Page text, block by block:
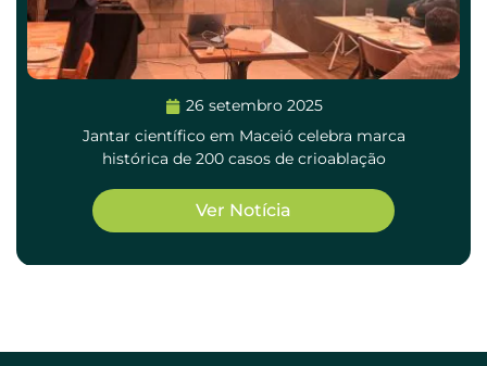
26 setembro 2025
Jantar científico em Maceió celebra marca
histórica de 200 casos de crioablação
Ver Notícia